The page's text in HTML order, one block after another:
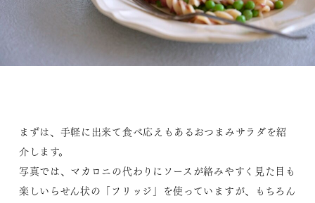
まずは、手軽に出来て食べ応えもあるおつまみサラダを紹
介します。
写真では、マカロニの代わりにソースが絡みやすく見た目も
楽しいらせん状の「フリッジ」を使っていますが、もちろん